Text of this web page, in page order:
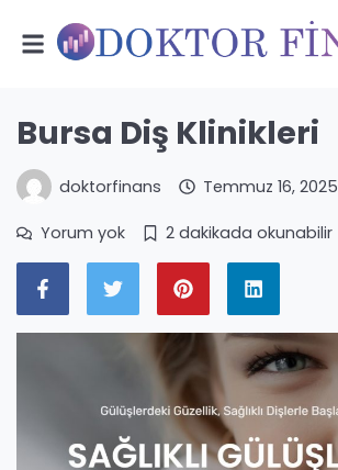
Bursa Diş Klinikleri
doktorfinans Temmuz 16, 2025
Yorum yok 2 dakikada okunabilir